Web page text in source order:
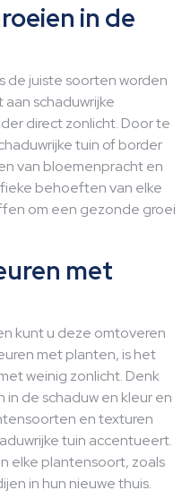
in de
de juiste soorten worden
schaduwrijke
direct zonlicht. Door te
tuin of border
van bloemenpracht en
behoeften van elke
om een gezonde groei
met
kunt u deze omtoveren
met planten, is het
weinig zonlicht. Denk
in de schaduw en kleur en
en texturen
tuin accentueert.
elke plantensoort, zoals
in hun nieuwe thuis.